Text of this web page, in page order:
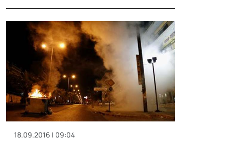
18.09.2016 | 09:04